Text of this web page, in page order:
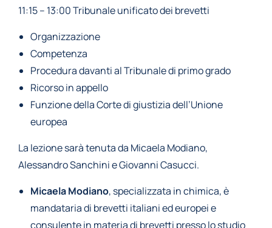
11:15 – 13:00 Tribunale unificato dei brevetti
Organizzazione
Competenza
Procedura davanti al Tribunale di primo grado
Ricorso in appello
Funzione della Corte di giustizia dell’Unione
europea
La lezione sarà tenuta da Micaela Modiano,
Alessandro Sanchini e Giovanni Casucci.
Micaela Modiano, specializzata in chimica, è
mandataria di brevetti italiani ed europei e
consulente in materia di brevetti presso lo studio